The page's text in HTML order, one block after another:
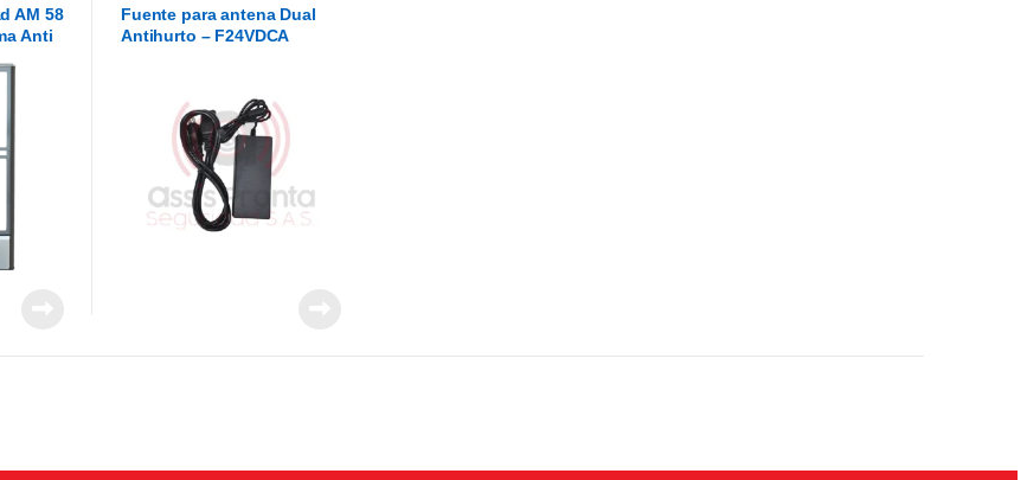
AM 58
Anti
Control Antihurto
Fuente para antena Dual
Antihurto – F24VDCA